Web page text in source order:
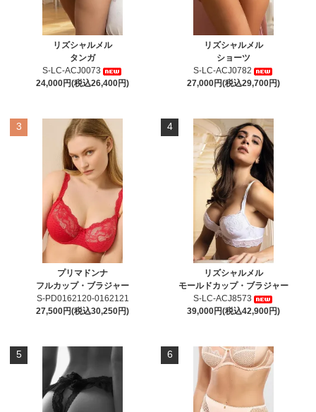
リズシャルメル
タンガ
S-LC-ACJ0073
24,000円(税込26,400円)
リズシャルメル
ショーツ
S-LC-ACJ0782
27,000円(税込29,700円)
3
プリマドンナ
フルカップ・ブラジャー
S-PD0162120-0162121
27,500円(税込30,250円)
4
リズシャルメル
モールドカップ・ブラジャー
S-LC-ACJ8573
39,000円(税込42,900円)
5 6